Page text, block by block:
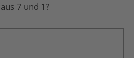
7 und 1?